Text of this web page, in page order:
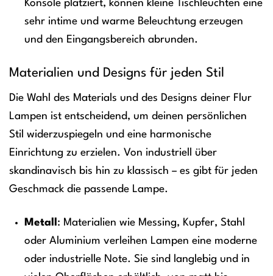
Konsole platziert, können kleine Tischleuchten eine
sehr intime und warme Beleuchtung erzeugen
und den Eingangsbereich abrunden.
Materialien und Designs für jeden Stil
Die Wahl des Materials und des Designs deiner Flur
Lampen ist entscheidend, um deinen persönlichen
Stil widerzuspiegeln und eine harmonische
Einrichtung zu erzielen. Von industriell über
skandinavisch bis hin zu klassisch – es gibt für jeden
Geschmack die passende Lampe.
Metall : Materialien wie Messing, Kupfer, Stahl
oder Aluminium verleihen Lampen eine moderne
oder industrielle Note. Sie sind langlebig und in